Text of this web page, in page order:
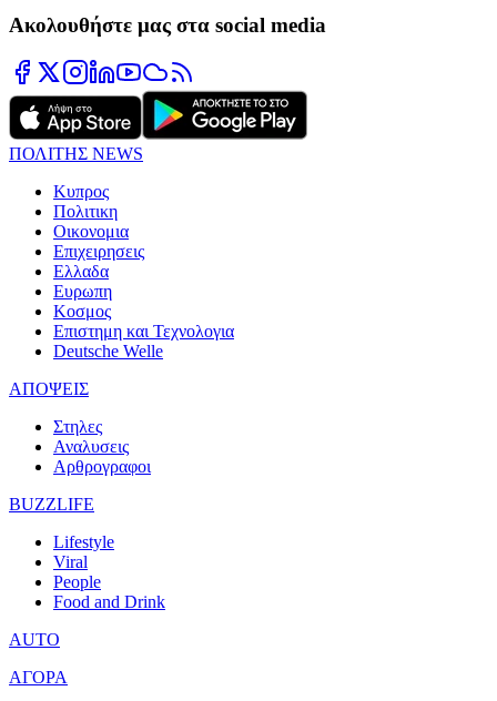
Ακολουθήστε μας στα social media
ΠΟΛΙΤΗΣ NEWS
Κυπρος
Πολιτικη
Οικονομια
Επιχειρησεις
Ελλαδα
Ευρωπη
Κοσμος
Επιστημη και Τεχνολογια
Deutsche Welle
ΑΠΟΨΕΙΣ
Στηλες
Αναλυσεις
Αρθρογραφοι
BUZZLIFE
Lifestyle
Viral
People
Food and Drink
AUTO
ΑΓΟΡΑ